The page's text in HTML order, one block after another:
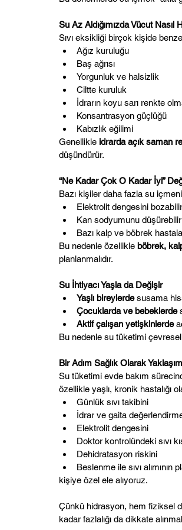
Su Az Aldığımızda Vücut Nasıl
Sıvı eksikliği birçok kişide
Ağız kuruluğu
Baş ağrısı
Yorgunluk ve halsizlik
Ciltte kuruluk
İdrarın koyu sarı renkte
Konsantrasyon güçlüğü
Kabızlık eğilimi
Genellikle idrarda açık saman
düşündürür.
“Ne Kadar Çok O Kadar İyi”
Bazı kişiler daha fazla su
Elektrolit dengesini bozabilir
Kan sodyumunu düşürebilir
Bazı kalp ve böbrek
Bu nedenle özellikle böbrek,
planlanmalıdır.
Su İhtiyacı Yaşla da Değişir
Yaşlı bireylerde susama
Çocuklarda ve bebeklerde
Aktif çalışan yetişkinlerde
Bu nedenle su tüketimi
Bir Adım Sağlık Olarak
Su tüketimi evde bakım
özellikle yaşlı, kronik hastalığı
Günlük sıvı takibini
İdrar ve gaita
Elektrolit dengesini
Doktor kontrolündeki sıvı
Dehidratasyon riskini
Beslenme ile sıvı alımının
kişiye özel ele alıyoruz.
Çünkü hidrasyon, hem fiziksel
kadar fazlalığı da dikkate